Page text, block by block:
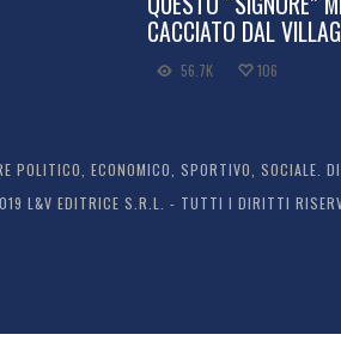
CACCIATO DAL
56.7K 106
POLITICO, ECONOMICO, SPORTIVO,
EDITRICE S.R.L. - TUTTI I DIRITTI